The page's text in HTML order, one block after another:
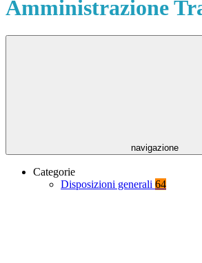
Amministrazione
navigazione
Categorie
Disposizioni generali 64